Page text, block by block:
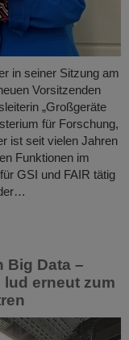
in seiner Sitzung am
Vorsitzenden
„Großgeräte
für Forschung,
ist seit vielen Jahren
Funktionen im
GSI und FAIR tätig
Big Data –
lud erneut zum